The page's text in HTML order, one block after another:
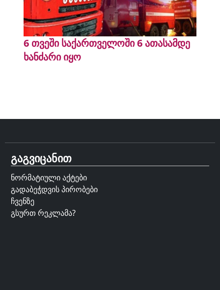
6 თვეში საქართველოში 6 ათასამდე
ხანძარი იყო
გაგვიცანით
ნორმატიული აქტები
გადაბეჭდვის პირობები
ჩვენზე
გსურთ რეკლამა?